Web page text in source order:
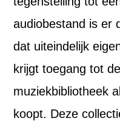
audiobestand is er
dat uiteindelijk
krijgt toegang tot
muziekbibliotheek
koopt. Deze